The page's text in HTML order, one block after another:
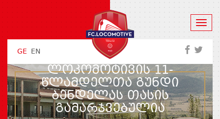
GE EN
ᲚᲝᲙᲝᲛᲝᲢᲘᲕᲘᲡ 11-
ᲬᲚᲐᲛᲓᲔᲚᲗᲐ ᲒᲣᲜᲓᲘ
ᲑᲔᲜᲓᲔᲚᲐᲡ ᲗᲐᲡᲘᲡ
ᲒᲐᲛᲐᲠᲯᲕᲔᲑᲣᲚᲘᲐ